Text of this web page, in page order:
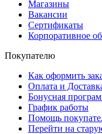
Магазины
Вакансии
Сертификаты
Корпоративное
Покупателю
Как оформить
Оплата и
Бонусная
График работы
Помощь
Перейти на